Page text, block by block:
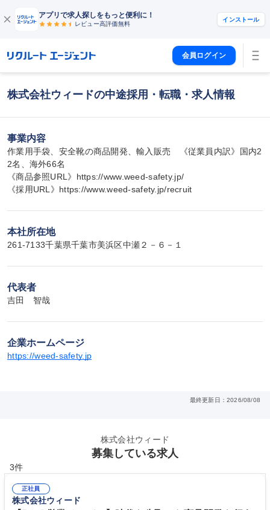
アプリで求人探しをもっと便利に！
レビュー高評価無料
インストール
会員ログイン
株式会社ウィードの中途採用・転職・求人情報
事業内容
作業用手袋、安全靴の商品開発、輸入販売　《従業員内訳》国内2
2名、海外66名
《商品参照URL》https://www.weed-safety.jp/
《採用URL》https://www.weed-safety.jp/recruit
本社所在地
261-7133千葉県千葉市美浜区中瀬２－６－１
代表者
吉田　智哉
企業ホームページ
https://weed-safety.jp
最終更新日：2026/08/08
株式会社ウィード
募集している求人
3件
正社員
株式会社ウィード